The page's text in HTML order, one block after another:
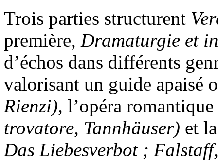
Trois parties structurent
première, Dramaturgie et
d’échos dans différents
valorisant un guide apaisé
Rienzi), l’opéra
trovatore, Tannhäuser) et
Das Liebesverbot ;